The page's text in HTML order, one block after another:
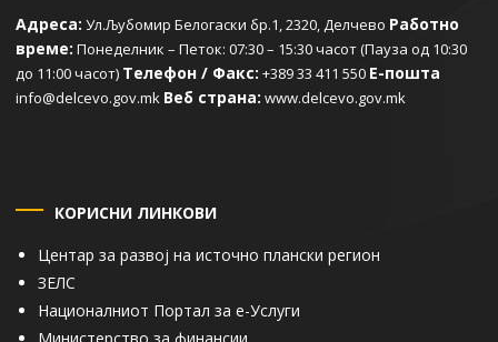
Адреса: Ул.Љубомир Белогаски бр.1, 2320, Делчево Работно
време: Понеделник – Петок: 07:30 – 15:30 часот (Пауза од 10:30
до 11:00 часот) Телефон / Факс: +389 33 411 550 Е-пошта
info@delcevo.gov.mk Веб страна: www.delcevo.gov.mk
КОРИСНИ ЛИНКОВИ
Центар за развој на источно плански регион
ЗЕЛС
Националниот Портал за е-Услуги